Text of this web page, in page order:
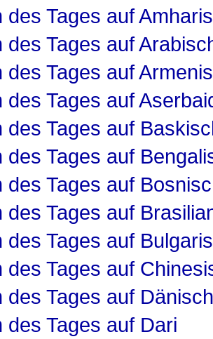
des Tages auf
des Tages auf
des Tages auf
des Tages auf
des Tages auf
des Tages auf
des Tages auf
des Tages auf
des Tages auf
des Tages auf
des Tages auf Dänisch
des Tages auf Dari